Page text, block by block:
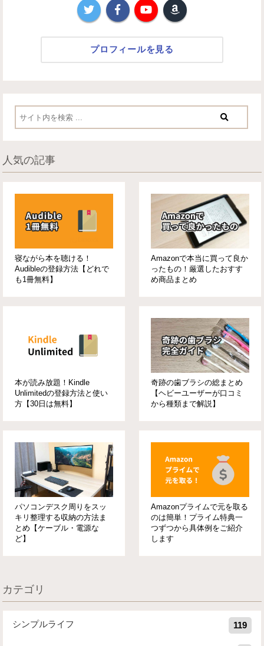
プロフィールを見る
人気の記事
寝ながら本を聴ける！
Audibleの登録方法【どれで
も1冊無料】
Amazonで本当に買って良か
ったもの！厳選したおすす
め商品まとめ
本が読み放題！Kindle
Unlimitedの登録方法と使い
方【30日は無料】
奇跡の歯ブラシの総まとめ
【ヘビーユーザーが口コミ
から種類まで解説】
パソコンデスク周りをスッ
キリ整理する収納の方法ま
とめ【ケーブル・電源な
ど】
Amazonプライムで元を取る
のは簡単！プライム特典一
つずつから具体例をご紹介
します
カテゴリ
シンプルライフ 119